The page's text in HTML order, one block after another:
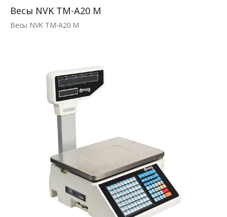
Весы NVK TM-A20 M
Весы NVK TM-A20 M